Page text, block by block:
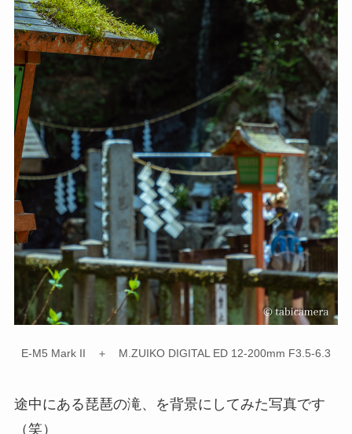
E-M5 Mark II ＋ M.ZUIKO DIGITAL ED 12-200mm F3.5-6.3
途中にある琵琶の滝、を背景にしてみた写真です
（笑）